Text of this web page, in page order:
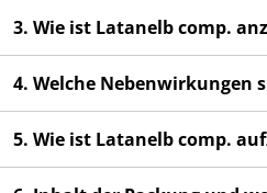
für Nebenwirkungen, die
Packungsbeilage
4.
3. Wie ist Latanelb comp.
4. Welche Nebenwirkungen
5. Wie ist Latanelb comp.